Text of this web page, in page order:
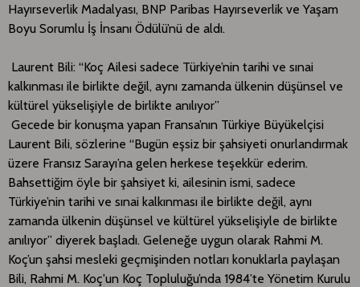
Hayırseverlik Madalyası, BNP Paribas Hayırseverlik ve Yaşam
Boyu Sorumlu İş İnsanı Ödülü’nü de aldı.
Laurent Bili: “Koç Ailesi sadece Türkiye’nin tarihi ve sınai
kalkınması ile birlikte değil, aynı zamanda ülkenin düşünsel ve
kültürel yükselişiyle de birlikte anılıyor”
Gecede bir konuşma yapan Fransa’nın Türkiye Büyükelçisi
Laurent Bili, sözlerine “Bugün eşsiz bir şahsiyeti onurlandırmak
üzere Fransız Sarayı’na gelen herkese teşekkür ederim.
Bahsettiğim öyle bir şahsiyet ki, ailesinin ismi, sadece
Türkiye’nin tarihi ve sınai kalkınması ile birlikte değil, aynı
zamanda ülkenin düşünsel ve kültürel yükselişiyle de birlikte
anılıyor” diyerek başladı. Geleneğe uygun olarak Rahmi M.
Koç’un şahsi mesleki geçmişinden notları konuklarla paylaşan
Bili, Rahmi M. Koç'un Koç Topluluğu’nda 1984’te Yönetim Kurulu